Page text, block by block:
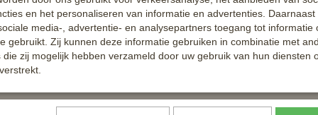
en het personaliseren van informatie en advertenties. Daarnaast
media-, advertentie- en analysepartners toegang tot informatie
gebruikt. Zij kunnen deze informatie gebruiken in combinatie met
die zij mogelijk hebben verzameld door uw gebruik van hun diensten